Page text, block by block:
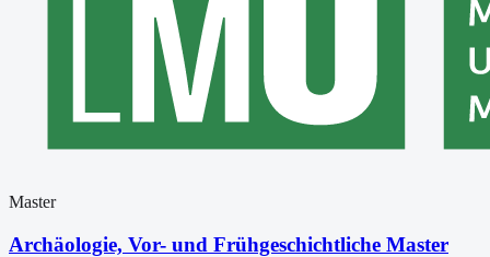
Master
Archäologie, Vor- und Frühgeschichtliche Master